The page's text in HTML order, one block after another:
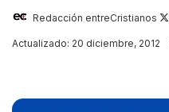
Redacción entreCristianos
Actualizado: 20 diciembre, 2012